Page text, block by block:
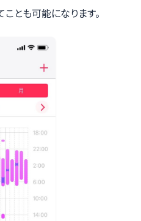
とも可能になります。